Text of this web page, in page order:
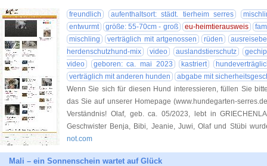
freundlich aufenthaltsort: städt. tierheim serres
entwurmt
größe: 55-70cm - groß eu-heimtierausweis
mischling
verträglich mit artgenossen rüden
herdenschutzhund-mix
video auslandstierschutz
video
geboren: ca. mai 2023 kastriert
verträglich mit anderen hunden
abgabe mit
Wenn Sie sich für diesen Hund interessieren, füllen Sie
das Sie auf unserer Homepage (www.hundegarten-
Verständnis! Olaf, geb. ca. 05/2023, lebt in
Geschwister Benja, Bibi, Jeanie, Juwi, Olaf und Stübi
not.com
Mali – ein Sonnenschein wartet auf Glück